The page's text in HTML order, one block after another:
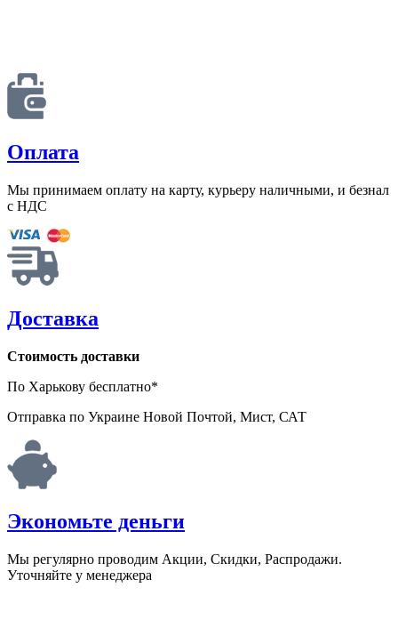
Оплата
Мы принимаем оплату на карту, курьеру наличными, и безнал
с НДС
Доставка
Стоимость доставки
По Харькову бесплатно*
Отправка по Украине Новой Почтой, Мист, САТ
Экономьте деньги
Мы регулярно проводим Акции, Скидки, Распродажи.
Уточняйте у менеджера